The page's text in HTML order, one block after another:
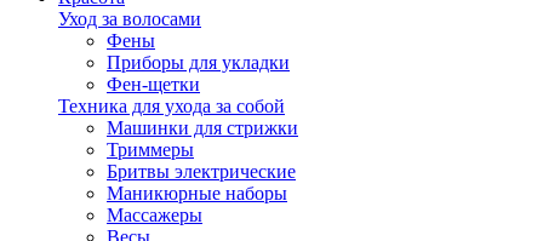
Уход за волосами
Фены
Приборы для укладки
Фен-щетки
Техника для ухода за собой
Машинки для стрижки
Триммеры
Бритвы электрические
Маникюрные наборы
Массажеры
Весы